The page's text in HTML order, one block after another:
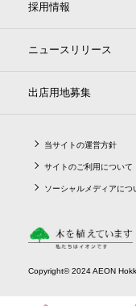
採用情報
ニュースリリース
出店用地募集
当サイトの運営方針
サイトのご利用について
ソーシャルメディアにつ
Copyright© 2024 AEON